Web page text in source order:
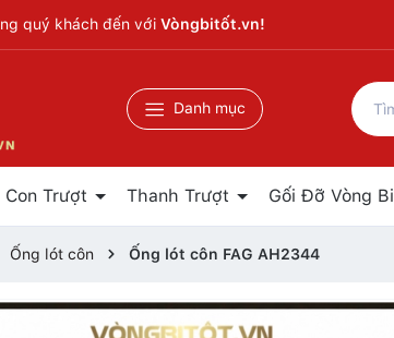
quý khách đến với Vòngbitốt.vn!
Danh mục
Con Trượt Thanh Trượt Gối Đỡ Vòng Bi
Ống lót côn Ống lót côn FAG AH2344